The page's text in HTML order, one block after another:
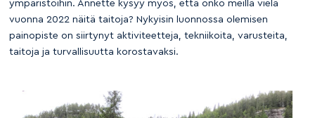
ympäristöihin. Annette kysyy myös, että onko meillä vielä
vuonna 2022 näitä taitoja? Nykyisin luonnossa olemisen
painopiste on siirtynyt aktiviteetteja, tekniikoita, varusteita,
taitoja ja turvallisuutta korostavaksi.